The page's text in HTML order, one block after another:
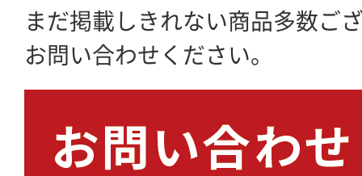
まだ掲載しきれない商品多数ご
お問い合わせください。